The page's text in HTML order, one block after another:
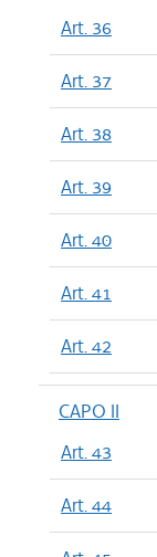
Art. 36
Art. 37
Art. 38
Art. 39
Art. 40
Art. 41
Art. 42
CAPO II
Art. 43
Art. 44